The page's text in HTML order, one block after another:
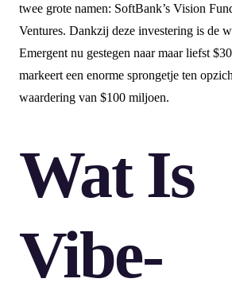
twee grote namen: SoftBank’s Vision
Ventures. Dankzij deze investering is de
Emergent nu gestegen naar maar liefst
markeert een enorme sprongetje ten
waardering van $100 miljoen.
Wat Is
Vibe-